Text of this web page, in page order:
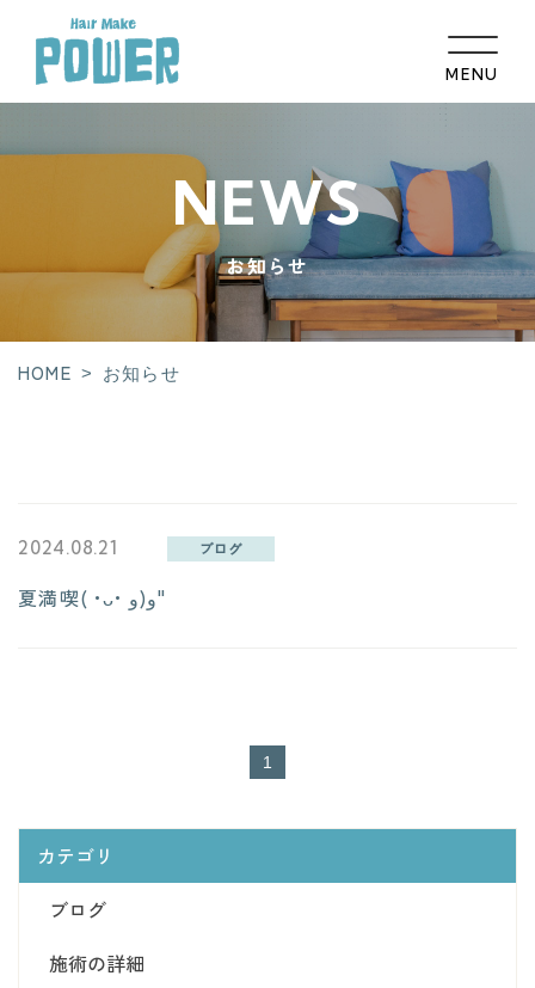
MENU
コンセプト
髪のお悩み相談
メニュー
- 運営会社：合同会社StandByU -
NEWS
お知らせ
HOME > お知らせ
2024.08.21 ブログ
夏満喫( •ᴗ• و(و"
1
カテゴリ
ブログ
施術の詳細